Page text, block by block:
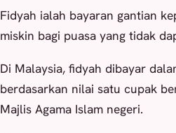
Fidyah ialah bayaran gantian
miskin bagi puasa yang tidak
Di Malaysia, fidyah dibayar
berdasarkan nilai satu cupak
Majlis Agama Islam negeri.